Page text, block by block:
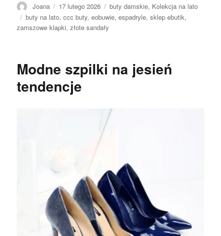
Autor
Joana Opublikowano
17 lutego 2026 Kategorie
buty damskie, Kolekcja na lato
Tagi
buty na lato,ccc buty,eobuwie,espadryle,sklep ebutik,
zamszowe klapki,złote sandały
Modne szpilki na jesień
tendencje